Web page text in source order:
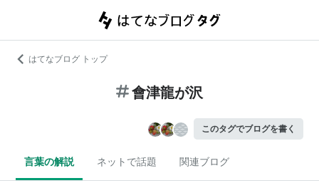
はてなブログ トップ
會津龍が沢
このタグでブログを書く
言葉の解説 ネットで話題 関連ブログ